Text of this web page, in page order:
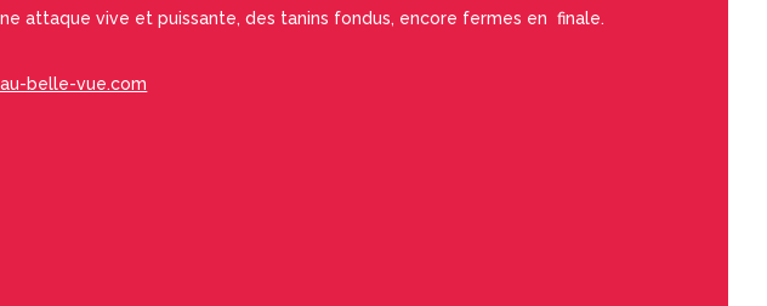
attaque vive et puissante, des tanins fondus, encore fermes en finale.
belle-vue.com